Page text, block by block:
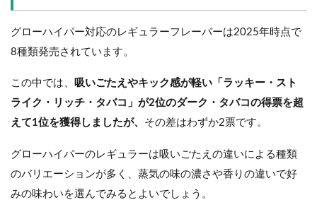
グローハイパー対応のレギュラーフレーバーは2025年時点で
8種類発売されています。
この中では、 吸いごたえやキック感が軽い「ラッキー・スト
ライク・リッチ・タバコ」が2位のダーク・タバコの得票を超
えて1位を獲得しましたが、 その差はわずか2票です。
グローハイパーのレギュラーは吸いごたえの違いによる種類
のバリエーションが多く、蒸気の味の濃さや香りの違いで好
みの味わいを選んでみるとよいでしょう。